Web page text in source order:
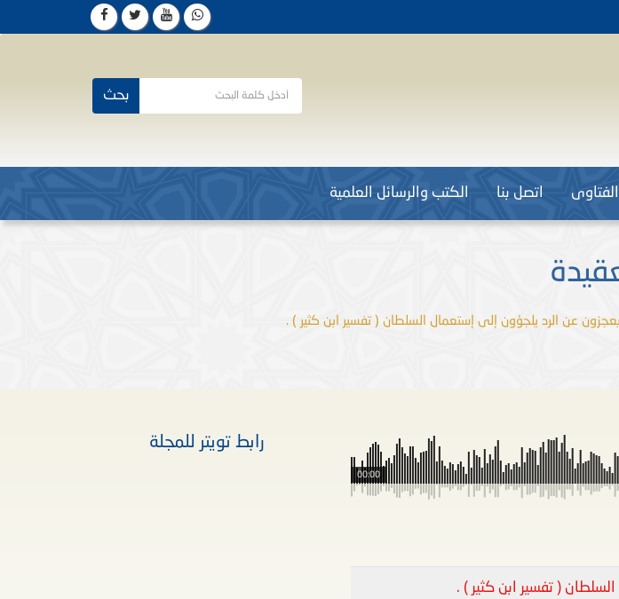
بحث
الفتاوى اتصل بنا الكتب والرسائل العلمية
يعجزون عن الرد يلجؤون إلى إستعمال السلطان ( تفسير ابن كثير ) .
00:00
( تفسير ابن كثير ) .
رابط تويتر للمجلة